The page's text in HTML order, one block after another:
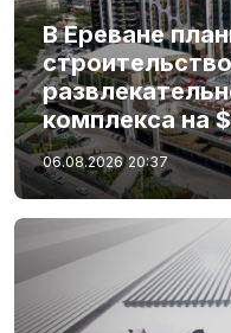
В Ереване
комплекса на
06.08.2026 20:37